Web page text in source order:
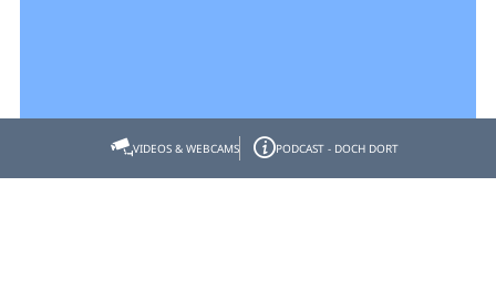
VIDEOS & WEBCAMS PODCAST - DOCH DORT